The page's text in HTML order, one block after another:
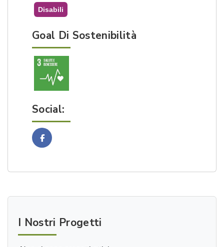
Disabili
Goal Di Sostenibilità
Social:
Facebook
I Nostri Progetti